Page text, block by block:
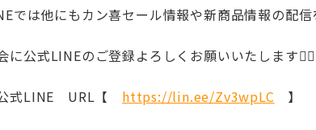
では他にもカン喜セール情報や新商品情報の配
に公式LINEのご登録よろしくお願いいたします💁‍♀️
式LINE URL【 https://lin.ee/Zv3wpLC 】